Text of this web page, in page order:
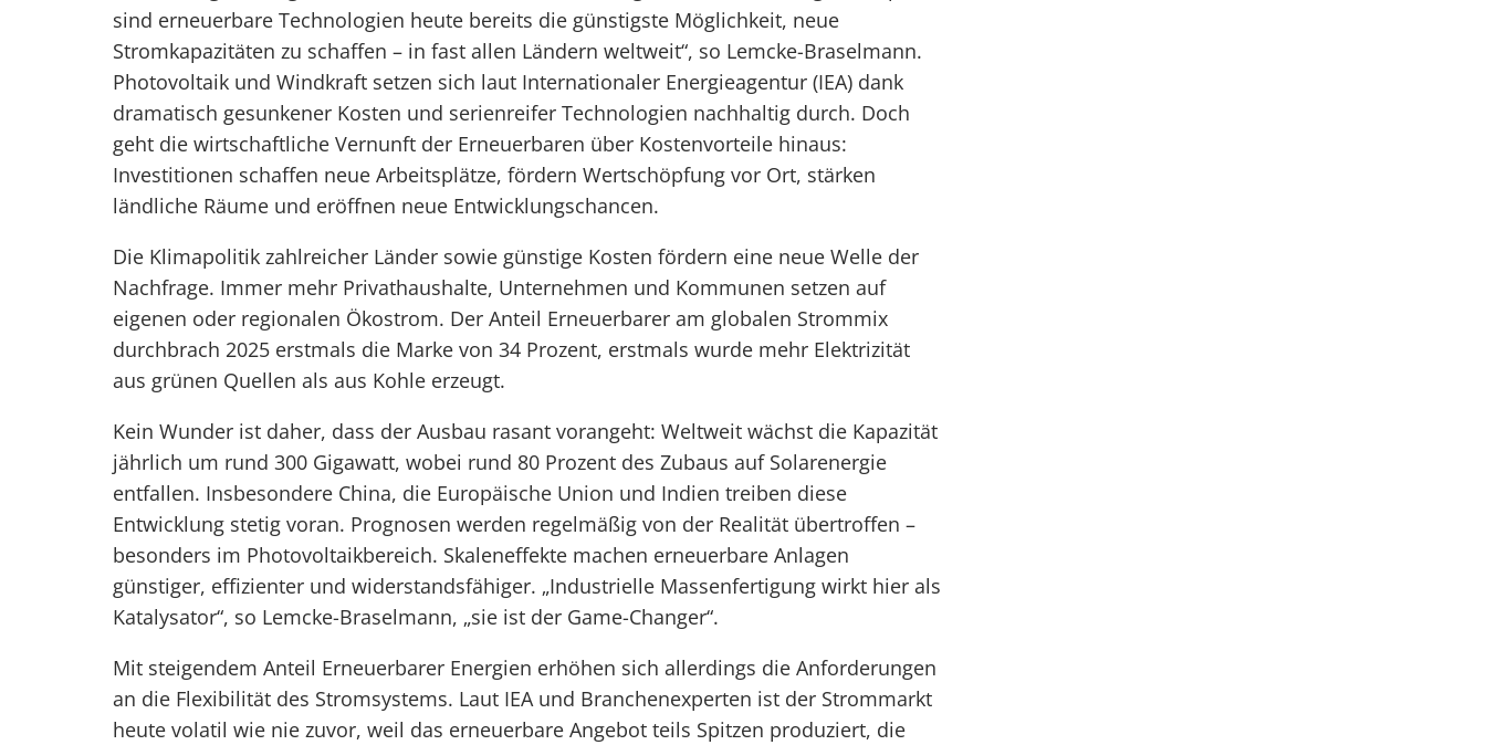
sind erneuerbare Technologien heute bereits die günstigste Möglichkeit, neue
Stromkapazitäten zu schaffen – in fast allen Ländern weltweit“, so Lemcke-Braselmann.
Photovoltaik und Windkraft setzen sich laut Internationaler Energieagentur (IEA) dank
dramatisch gesunkener Kosten und serienreifer Technologien nachhaltig durch. Doch
geht die wirtschaftliche Vernunft der Erneuerbaren über Kostenvorteile hinaus:
Investitionen schaffen neue Arbeitsplätze, fördern Wertschöpfung vor Ort, stärken
ländliche Räume und eröffnen neue Entwicklungschancen.
Die Klimapolitik zahlreicher Länder sowie günstige Kosten fördern eine neue Welle der
Nachfrage. Immer mehr Privathaushalte, Unternehmen und Kommunen setzen auf
eigenen oder regionalen Ökostrom. Der Anteil Erneuerbarer am globalen Strommix
durchbrach 2025 erstmals die Marke von 34 Prozent, erstmals wurde mehr Elektrizität
aus grünen Quellen als aus Kohle erzeugt.
Kein Wunder ist daher, dass der Ausbau rasant vorangeht: Weltweit wächst die Kapazität
jährlich um rund 300 Gigawatt, wobei rund 80 Prozent des Zubaus auf Solarenergie
entfallen. Insbesondere China, die Europäische Union und Indien treiben diese
Entwicklung stetig voran. Prognosen werden regelmäßig von der Realität übertroffen –
besonders im Photovoltaikbereich. Skaleneffekte machen erneuerbare Anlagen
günstiger, effizienter und widerstandsfähiger. „Industrielle Massenfertigung wirkt hier als
Katalysator“, so Lemcke-Braselmann, „sie ist der Game-Changer“.
Mit steigendem Anteil Erneuerbarer Energien erhöhen sich allerdings die Anforderungen
an die Flexibilität des Stromsystems. Laut IEA und Branchenexperten ist der Strommarkt
heute volatil wie nie zuvor, weil das erneuerbare Angebot teils Spitzen produziert, die